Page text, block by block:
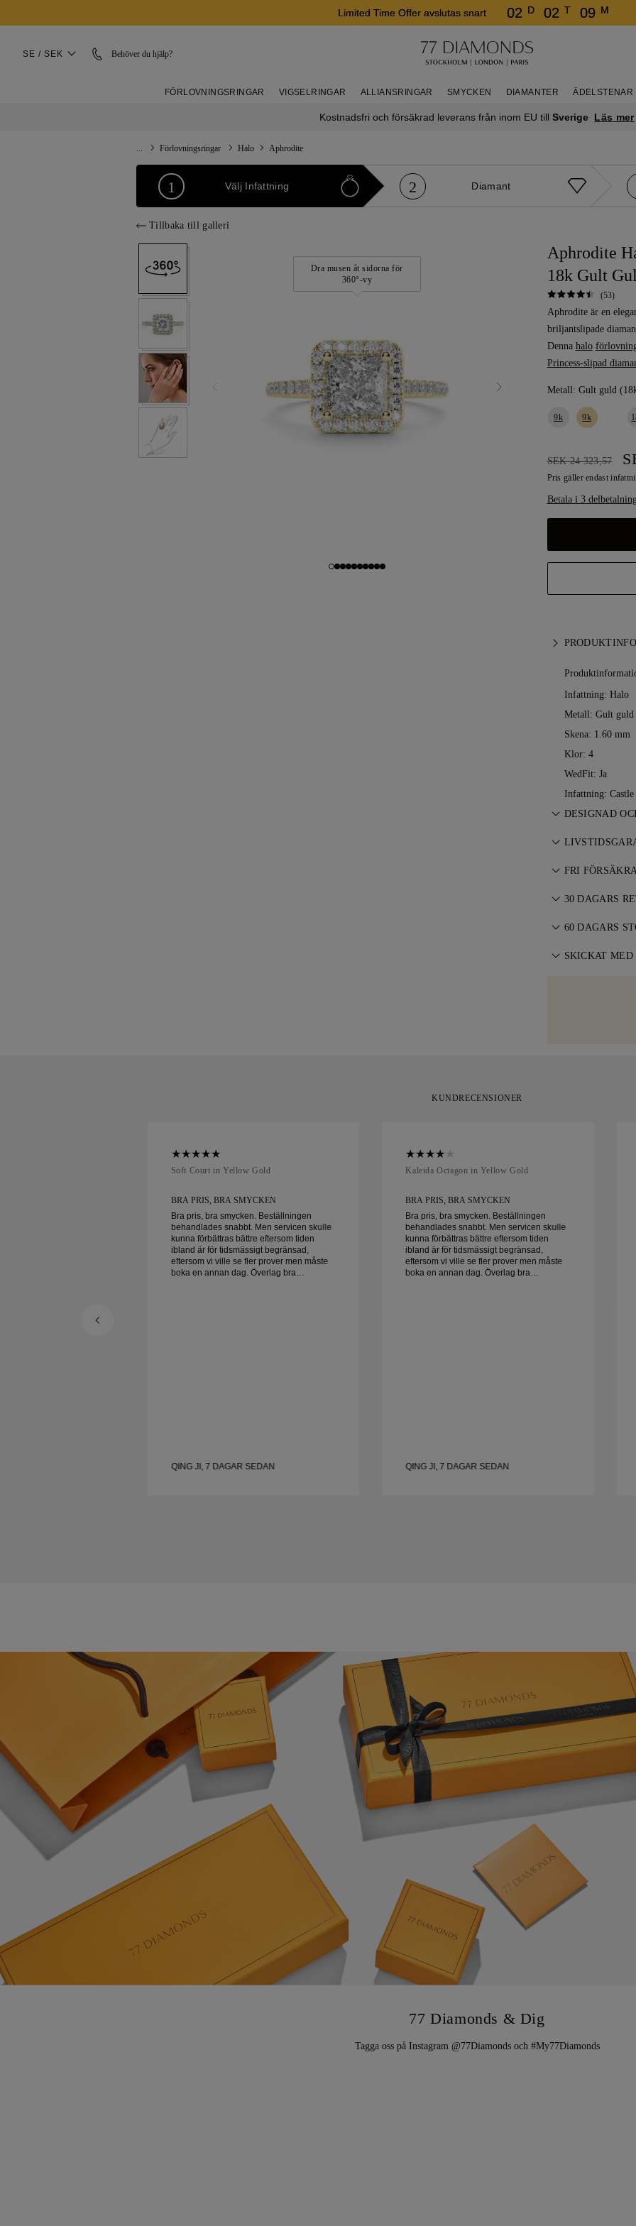
Limited Time Offer avslutas snart 02 D 02 T 09 M
SE / SEK Behöver du hjälp?
FÖRLOVNINGSRINGAR VIGSELRINGAR ALLIANSRINGAR SMYCKEN DIAMANTER ÄDELSTENAR
Kostnadsfri och försäkrad leverans från inom EU tillSverige Läs mer
Förlovningsringar Halo Aphrodite
1 Välj Infattning 2 Diamant
Tillbaka till galleri
Dra musen åt sidorna för
360°-vy
Aphrodite
18k Gult
(53)
Aphrodite är en
briljantslipade
Denna halo
Princess-slipad
Metall: Gult guld
9k 9k
SEK 24 323,57
Pris gäller endast
Betala i 3
Infattning: Halo
Metall: Gult guld
Skena: 1.60 mm
Klor: 4
WedFit: Ja
Infattning: Castle
DESIGNAD
Konsten att
Vid köp hos 77
kostnadsfritt.
FRI
Allt porto är
eventuella
som Malca-
30 DAGARS
Om du inte är
60 DAGARS
För perfekt
SKICKAT
smycke
KUNDRECENSIONER
Soft Court in Yellow Gold
BRA PRIS, BRA SMYCKEN
Bra pris, bra smycken. Beställningen
behandlades snabbt. Men servicen skulle
kunna förbättras bättre eftersom tiden
ibland är för tidsmässigt begränsad,
eftersom vi ville se fler prover men måste
boka en annan dag. Överlag bra
QING JI, 7 DAGAR SEDAN
Kaleida Octagon in Yellow Gold
BRA PRIS, BRA SMYCKEN
Bra pris, bra smycken. Beställningen
behandlades snabbt. Men servicen skulle
kunna förbättras bättre eftersom tiden
ibland är för tidsmässigt begränsad,
eftersom vi ville se fler prover men måste
boka en annan dag. Överlag bra
QING JI, 7 DAGAR SEDAN
77 Diamonds & Dig
Tagga oss på Instagram @77Diamonds och #My77Diamonds